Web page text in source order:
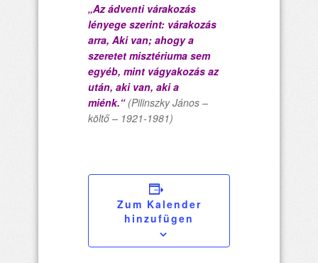
„Az ádventi várakozás
lényege szerint: várakozás
arra, Aki van; ahogy a
szeretet misztériuma sem
egyéb, mint vágyakozás az
után, aki van, aki a
miénk.“ (Pilinszky János –
költő – 1921-1981)
Zum Kalender
hinzufügen